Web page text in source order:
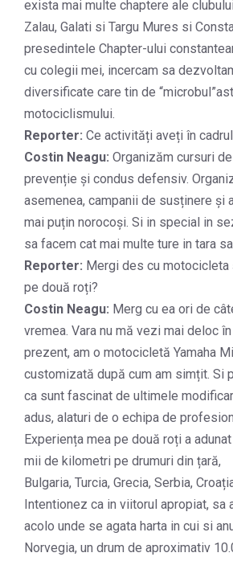
exista mai multe chaptere ale
Zalau, Galati si Targu Mures si
presedintele Chapter-ului
cu colegii mei, incercam sa
diversificate care tin de
motociclismului.
Reporter: Ce activități aveți în
Costin Neagu: Organizăm cursuri
prevenție și condus defensiv.
asemenea, campanii de susținere și
mai puțin norocoși. Si in special in
sa facem cat mai multe ture in tara
Reporter: Mergi des cu
pe două roți?
Costin Neagu: Merg cu ea ori de
vremea. Vara nu mă vezi mai deloc
prezent, am o motocicletă Yamaha
customizată după cum am simțit. Si
ca sunt fascinat de ultimele
adus, alaturi de o echipa de
Experiența mea pe două roți a
mii de kilometri pe drumuri din țară,
Bulgaria, Turcia, Grecia, Serbia,
Intentionez ca in viitorul apropiat, sa
acolo unde se agata harta in cui si
Norvegia, un drum de aproximativ